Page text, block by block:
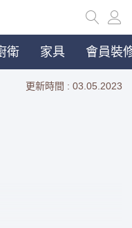
衛 家具 會員裝
更新時間 : 03.05.2023